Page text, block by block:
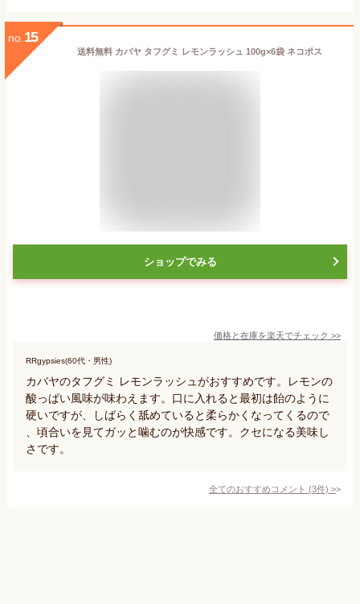
no. 15
送料無料 カバヤ タフグミ レモンラッシュ 100g×6袋 ネコポス
ショップでみる
価格と在庫を楽天でチェック >>
RRgypsies(60代・男性)
カバヤのタフグミ レモンラッシュがおすすめです。レモンの
酸っぱい風味が味わえます。口に入れると最初は飴のように
硬いですが、しばらく舐めていると柔らかくなってくるので
、頃合いを見てガッと噛むのが快感です。クセになる美味し
さです。
全てのおすすめコメント (3件) >